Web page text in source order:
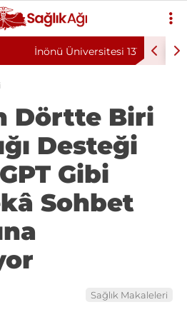
Sözleşmeli Personel Bilkent
Dörtte Biri
Desteği
Gibi
Sohbet
Sağlık Makaleleri